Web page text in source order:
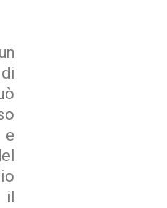
e
il